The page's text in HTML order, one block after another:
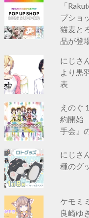
「
プショ
猫麦と
品が登
にじさ
より黒
表
えのぐ
約開始
手会』
にじさ
種のグ
ケモミ
良崎ゆ